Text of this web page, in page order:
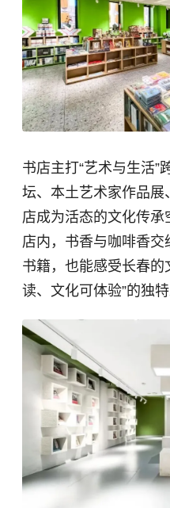
书店主打“艺术与生活”
坛、本土艺术家作品
店成为活态的文化传
店内，书香与咖啡香
书籍，也能感受长春的
读、文化可体验”的独特